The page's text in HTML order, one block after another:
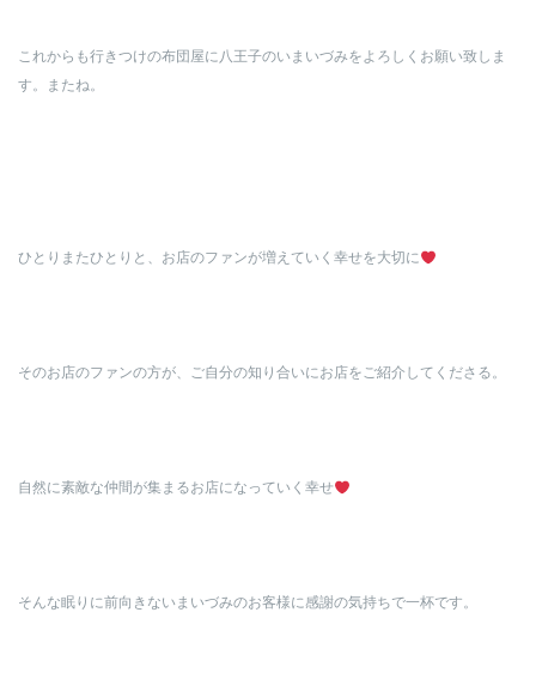
これからも行きつけの布団屋に八王子のいまいづみをよろしくお願い致しま
す。またね。
ひとりまたひとりと、お店のファンが増えていく幸せを大切に
そのお店のファンの方が、ご自分の知り合いにお店をご紹介してくださる。
自然に素敵な仲間が集まるお店になっていく幸せ
そんな眠りに前向きないまいづみのお客様に感謝の気持ちで一杯です。